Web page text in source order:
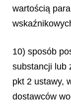
wartością
10) sposób
substancji lub
pkt 2 ustawy,
dostawców